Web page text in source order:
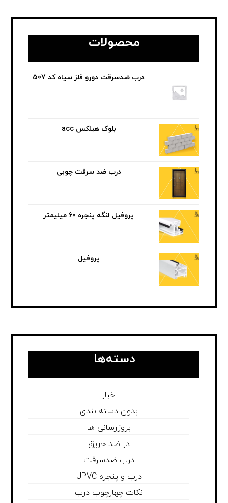
محصولات
درب ضدسرقت دورو فلز سیاه کد 507
بلوک هبلکس acc
درب ضد سرقت چوبی
پروفیل لنگه پنجره 60 میلیمتر
پروفیل
دسته‌ها
اخبار
بدون دسته بندی
بروزرسانی ها
در ضد حریق
درب ضدسرقت
درب و پنجره UPVC
نکات چهارچوب درب